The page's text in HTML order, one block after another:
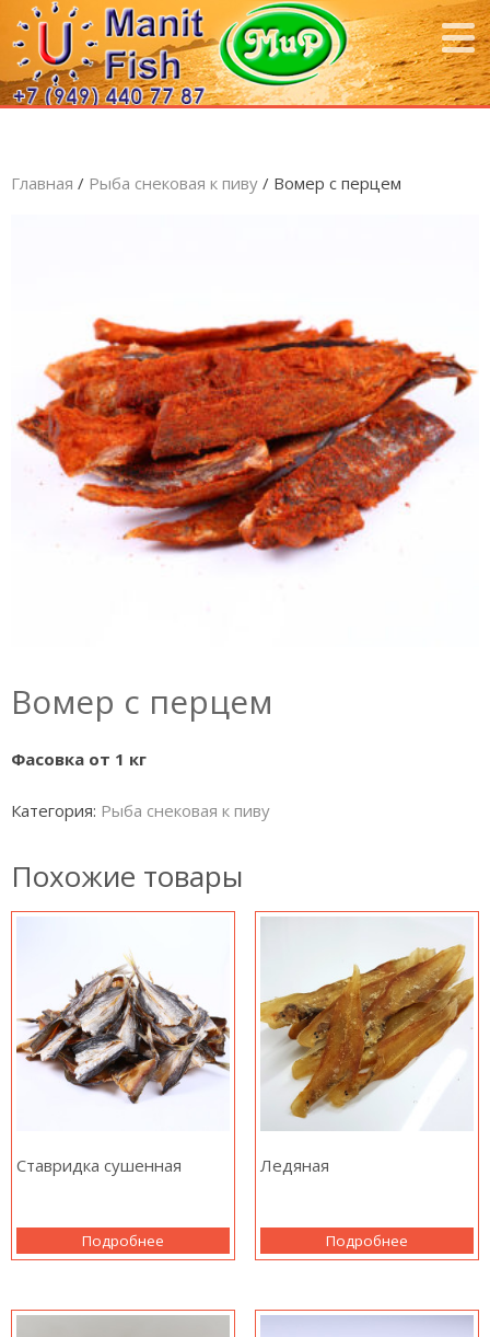
Главная / Рыба снековая к пиву / Вомер с перцем
Вомер с перцем
Фасовка от 1 кг
Категория: Рыба снековая к пиву
Похожие товары
Ставридка сушенная
Подробнее
Ледяная
Подробнее